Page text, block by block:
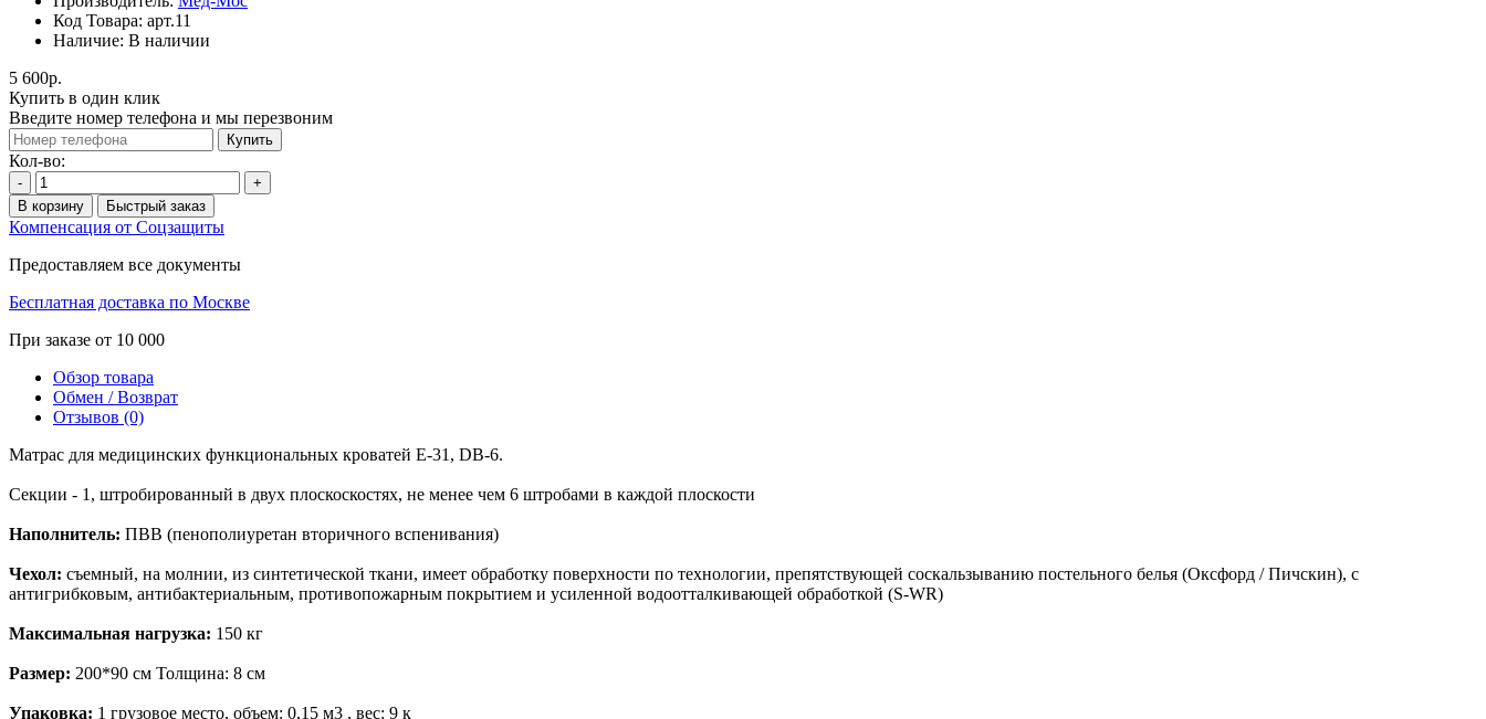
Код Товара: арт.11
Наличие: В наличии
5 600р.
Купить в один клик
Введите номер телефона и мы перезвоним
Купить
Кол-во:
-
+
В корзину
Быстрый заказ
Компенсация от Соцзащиты
Предоставляем все документы
Бесплатная доставка по Москве
При заказе от 10 000
Обзор товара
Обмен / Возврат
Отзывов (0)
Матрас для медицинских функциональных кроватей Е-31, DB-6.
Секции - 1, штробированный в двух плоскоскостях, не менее чем 6 штробами в каждой плоскости
Наполнитель: ПВВ (пенополиуретан вторичного вспенивания)
Чехол: съемный, на молнии, из синтетической ткани, имеет обработку поверхности по технологии, препятствующей соскальзыванию постельного белья (Оксфорд / Пичскин), с
антигрибковым, антибактериальным, противопожарным покрытием и усиленной водоотталкивающей обработкой (S-WR)
Максимальная нагрузка: 150 кг
Размер: 200*90 см Толщина: 8 см
Упаковка: 1 грузовое место, объем: 0,15 м3 , вес: 9 к